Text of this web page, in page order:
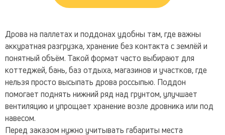
Дрова на паллетах и поддонах удобны там, где важны
аккуратная разгрузка, хранение без контакта с землёй и
понятный объём. Такой формат часто выбирают для
коттеджей, бань, баз отдыха, магазинов и участков, где
нельзя просто высыпать дрова россыпью. Поддон
помогает поднять нижний ряд над грунтом, улучшает
вентиляцию и упрощает хранение возле дровника или под
навесом.
Перед заказом нужно учитывать габариты места